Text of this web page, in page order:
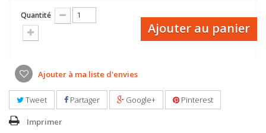
Quantité
Ajouter au panier
Ajouter à ma liste d'envies
Tweet Partager Google+ Pinterest
Imprimer